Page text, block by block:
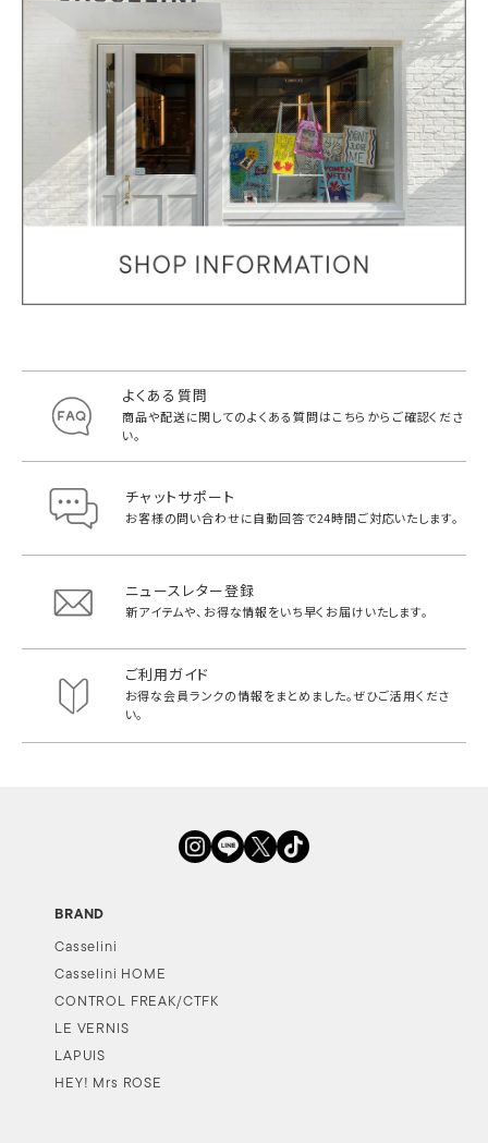
よくある質問
商品や配送に関してのよくある質問はこちらからご確認くださ
い。
チャットサポート
お客様の問い合わせに自動回答で24時間ご対応いたします。
ニュースレター登録
新アイテムや、お得な情報をいち早く お届けいたします。
ご利用ガイド
お得な会員ランクの情報をまとめました。ぜひご活用くださ
い。
BRAND
Casselini
Casselini HOME
CONTROL FREAK/CTFK
LE VERNIS
LAPUIS
HEY! Mrs ROSE